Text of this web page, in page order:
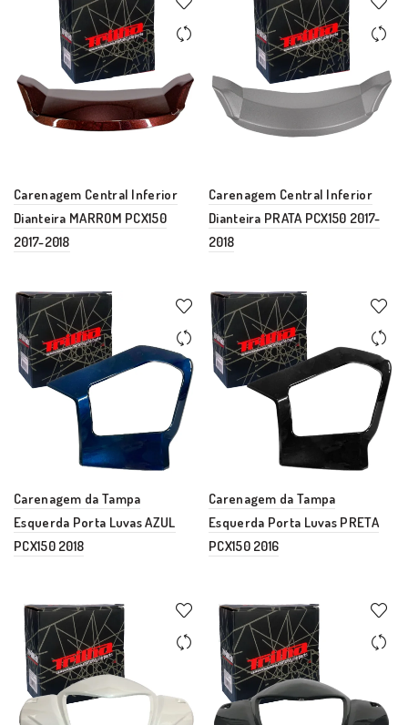
Carenagem Central Inferior
Dianteira MARROM PCX150
2017-2018
Carenagem Central Inferior
Dianteira PRATA PCX150 2017-
2018
Carenagem da Tampa
Esquerda Porta Luvas AZUL
PCX150 2018
Carenagem da Tampa
Esquerda Porta Luvas PRETA
PCX150 2016